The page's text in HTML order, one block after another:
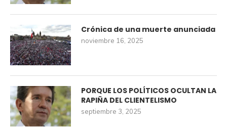
Crónica de una muerte anunciada
noviembre 16, 2025
PORQUE LOS POLÍTICOS OCULTAN LA
RAPIÑA DEL CLIENTELISMO
septiembre 3, 2025